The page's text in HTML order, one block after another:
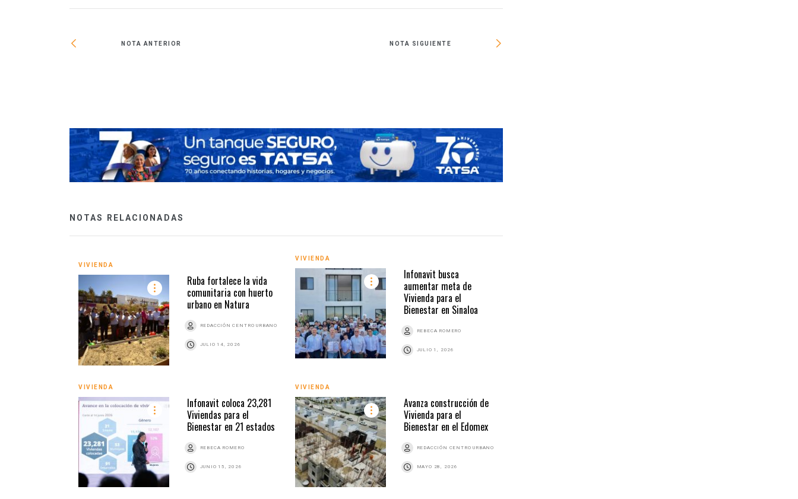
NOTA ANTERIOR NOTA SIGUIENTE
NOTAS RELACIONADAS
VIVIENDA
Ruba fortalece la vida
comunitaria con huerto
urbano en Natura
REDACCIÓN CENTRO URBANO
JULIO 14, 2026
VIVIENDA
Infonavit busca
aumentar meta de
Vivienda para el
Bienestar en Sinaloa
REBECA ROMERO
JULIO 1, 2026
VIVIENDA
Infonavit coloca 23,281
Viviendas para el
Bienestar en 21 estados
REBECA ROMERO
JUNIO 15, 2026
VIVIENDA
Avanza construcción de
Vivienda para el
Bienestar en el Edomex
REDACCIÓN CENTRO URBANO
MAYO 28, 2026